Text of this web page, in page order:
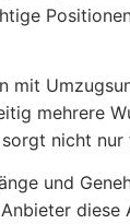
mit
mehrere
nicht
und